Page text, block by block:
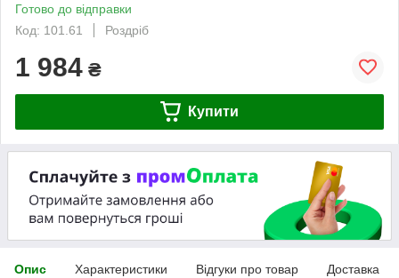
Готово до відправки
Код: 101.61
Роздріб
1 984 ₴
Купити
Опис Характеристики Відгуки про товар Доставка